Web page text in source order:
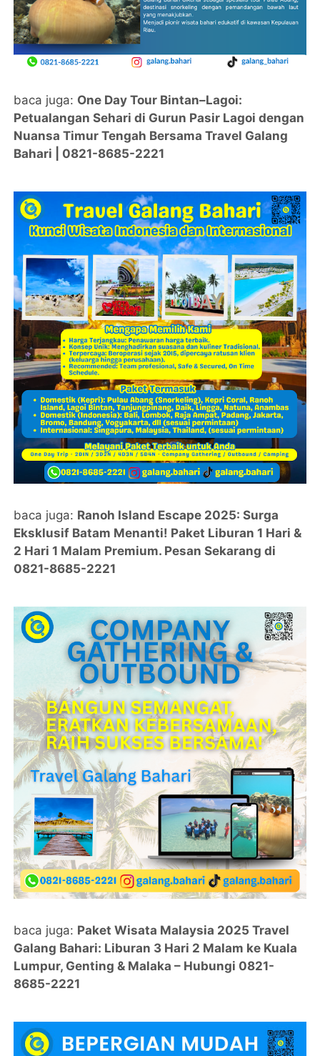
baca juga: One Day Tour Bintan–Lagoi:
Petualangan Sehari di Gurun Pasir Lagoi dengan
Nuansa Timur Tengah Bersama Travel Galang
Bahari | 0821-8685-2221
baca juga: Ranoh Island Escape 2025: Surga
Eksklusif Batam Menanti! Paket Liburan 1 Hari &
2 Hari 1 Malam Premium. Pesan Sekarang di
0821-8685-2221
baca juga: Paket Wisata Malaysia 2025 Travel
Galang Bahari: Liburan 3 Hari 2 Malam ke Kuala
Lumpur, Genting & Malaka – Hubungi 0821-
8685-2221